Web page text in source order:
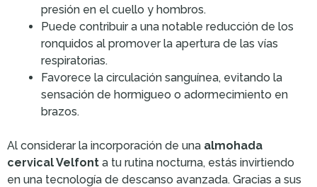
presión en el cuello y hombros.
Puede contribuir a una notable reducción de los
ronquidos al promover la apertura de las vías
respiratorias.
Favorece la circulación sanguínea, evitando la
sensación de hormigueo o adormecimiento en
brazos.
Al considerar la incorporación de una almohada
cervical Velfont a tu rutina nocturna, estás invirtiendo
en una tecnología de descanso avanzada. Gracias a sus